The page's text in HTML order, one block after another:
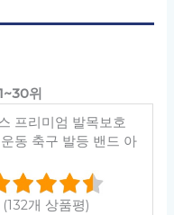
위
프리미엄 발목보호
동 축구 발등 밴드 아
(132개 상품평)